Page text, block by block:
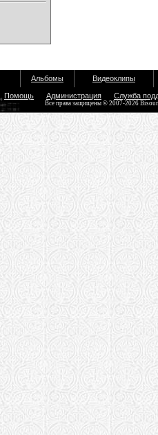
Альбомы Видеоклипы
Помощь Администрация Служба
Все права защищены © 2007-2026